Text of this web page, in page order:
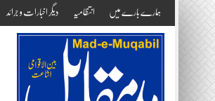
to
content
ہمارے بارے میں انتظامیہ دیگر اخبارات و جرائد